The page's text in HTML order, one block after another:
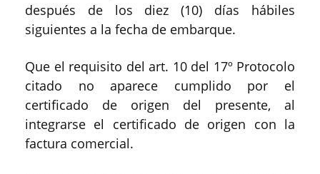
después de los diez (10) días hábiles
siguientes a la fecha de embarque.
Que el requisito del art. 10 del 17º Protocolo
citado no aparece cumplido por el
certificado de origen del presente, al
integrarse el certificado de origen con la
factura comercial.